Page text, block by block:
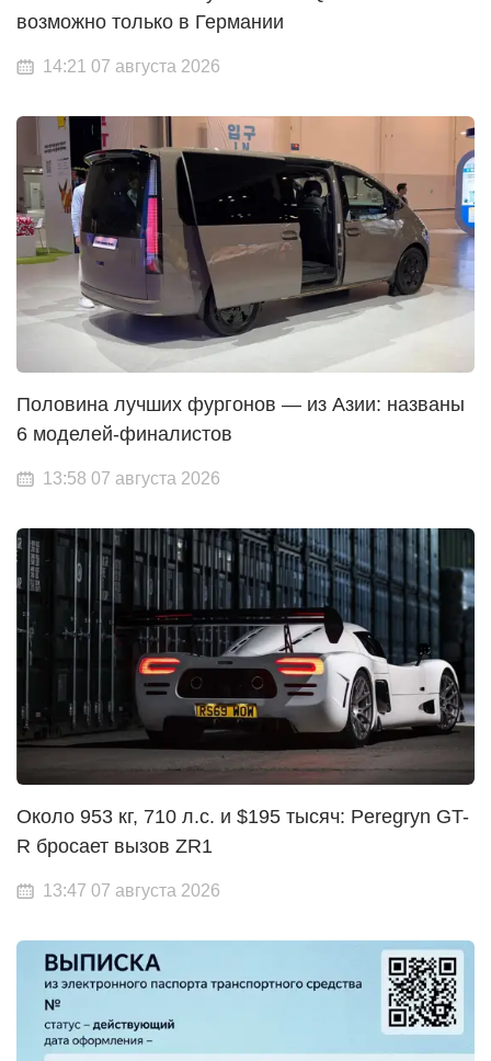
возможно только в Германии
14:21 07 августа 2026
Половина лучших фургонов — из Азии: названы
6 моделей-финалистов
13:58 07 августа 2026
Около 953 кг, 710 л.с. и $195 тысяч: Peregryn GT-
R бросает вызов ZR1
13:47 07 августа 2026